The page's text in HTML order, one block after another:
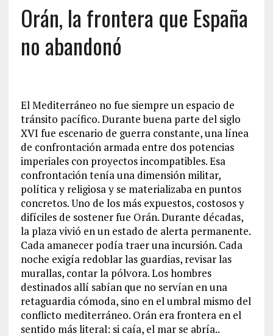
Orán, la frontera que España
no abandonó
El Mediterráneo no fue siempre un espacio de
tránsito pacífico. Durante buena parte del siglo
XVI fue escenario de guerra constante, una línea
de confrontación armada entre dos potencias
imperiales con proyectos incompatibles. Esa
confrontación tenía una dimensión militar,
política y religiosa y se materializaba en puntos
concretos. Uno de los más expuestos, costosos y
difíciles de sostener fue Orán. Durante décadas,
la plaza vivió en un estado de alerta permanente.
Cada amanecer podía traer una incursión. Cada
noche exigía redoblar las guardias, revisar las
murallas, contar la pólvora. Los hombres
destinados allí sabían que no servían en una
retaguardia cómoda, sino en el umbral mismo del
conflicto mediterráneo. Orán era frontera en el
sentido más literal: si caía, el mar se abría..